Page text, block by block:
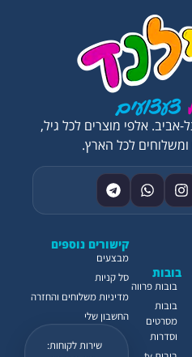
קישורים נוספים
מבצעים
סל קניות
מדיניות משלוחים והחזרה
החשבון שלי
שירות לקוחות:
בובות
בובות פרווה
בובות
מסרטים
וסדרות
אביב. אלפי מוצרים לכל גיל,
ומשלוחים לכל הארץ.